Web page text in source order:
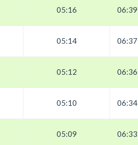
05:16 06:39
05:14 06:37
05:12 06:36
05:10 06:34
05:09 06:33